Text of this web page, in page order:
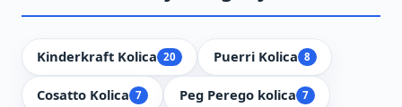
Kinderkraft Kolica 20 Puerri Kolica 8
Cosatto Kolica 7 Peg Perego kolica 7